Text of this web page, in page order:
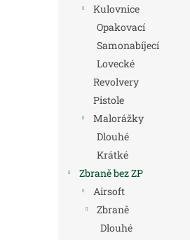
Kulovnice
Opakovací
Samonabíjecí
Lovecké
Revolvery
Pistole
Malorážky
Dlouhé
Krátké
Zbraně bez ZP
Airsoft
Zbraně
Dlouhé